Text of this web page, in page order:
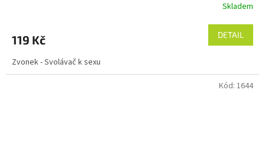
Skladem
119 Kč DETAIL
Zvonek - Svolávač k sexu
Kód: 1644